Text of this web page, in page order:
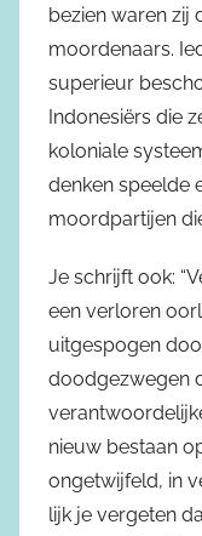
bezien waren zij
moordenaars.
superieur
Indonesiërs die
koloniale
denken speelde
moordpartijen
Je schrijft ook:
een verloren
uitgespogen
doodgezwegen
nieuw bestaan
ongetwijfeld, in
lijk je vergeten